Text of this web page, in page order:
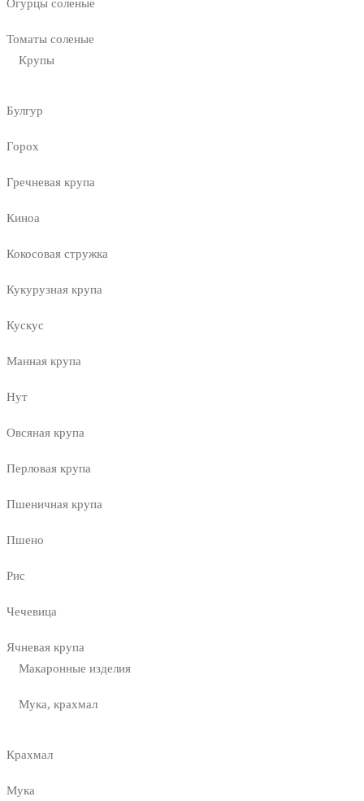
Огурцы соленые
Томаты соленые
Крупы
Булгур
Горох
Гречневая крупа
Киноа
Кокосовая стружка
Кукурузная крупа
Кускус
Манная крупа
Нут
Овсяная крупа
Перловая крупа
Пшеничная крупа
Пшено
Рис
Чечевица
Ячневая крупа
Макаронные изделия
Мука, крахмал
Крахмал
Мука